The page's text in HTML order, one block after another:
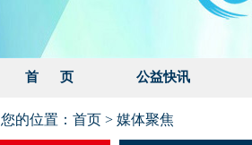
首 页 公益快讯
您的位置： 首页 > 媒体聚焦